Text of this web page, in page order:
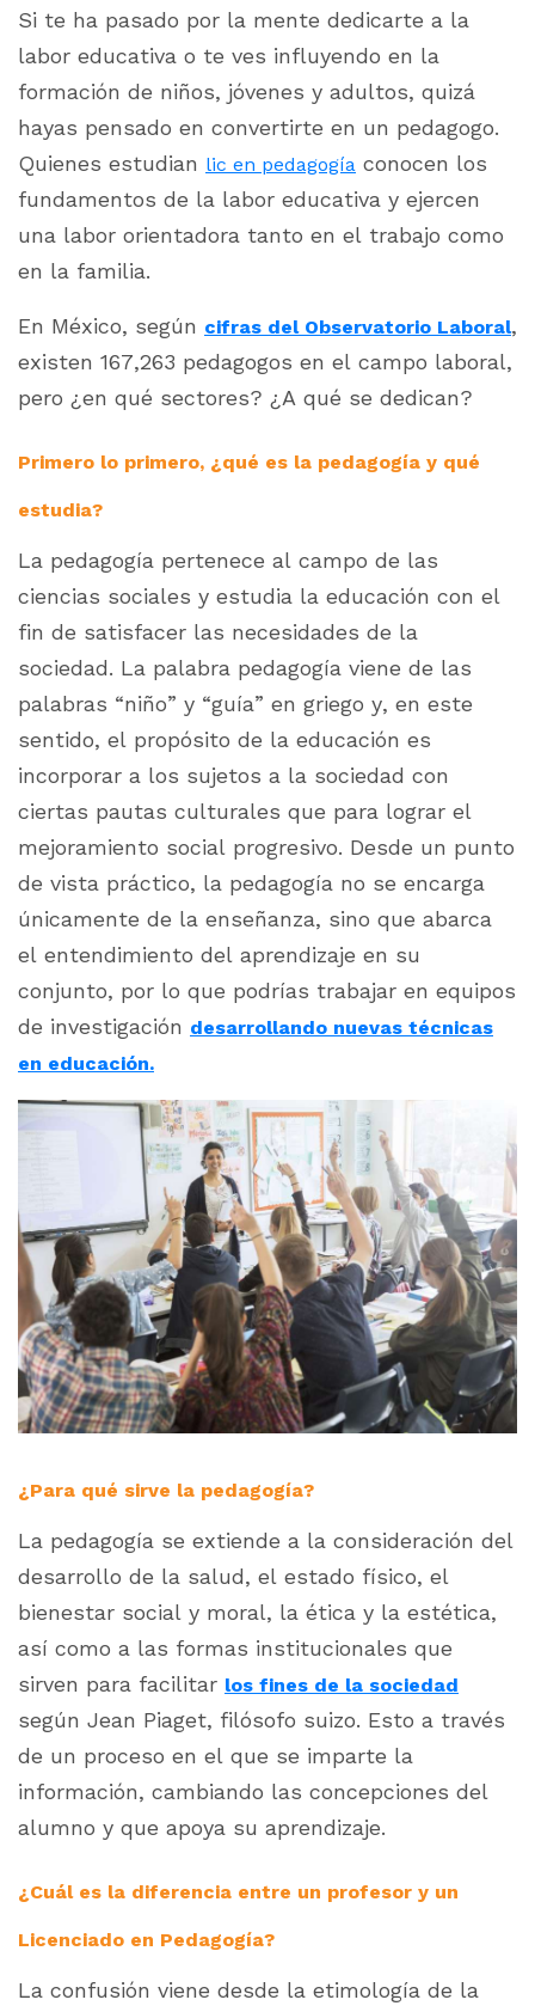
Si te ha pasado por la mente dedicarte a la
labor educativa o te ves influyendo en la
formación de niños, jóvenes y adultos, quizá
hayas pensado en convertirte en un pedagogo.
Quienes estudian lic en pedagogía conocen los
fundamentos de la labor educativa y ejercen
una labor orientadora tanto en el trabajo como
en la familia.
En México, según cifras del Observatorio Laboral,
existen 167,263 pedagogos en el campo laboral,
pero ¿en qué sectores? ¿A qué se dedican?
Primero lo primero, ¿qué es la pedagogía y qué
estudia?
La pedagogía pertenece al campo de las
ciencias sociales y estudia la educación con el
fin de satisfacer las necesidades de la
sociedad. La palabra pedagogía viene de las
palabras “niño” y “guía” en griego y, en este
sentido, el propósito de la educación es
incorporar a los sujetos a la sociedad con
ciertas pautas culturales que para lograr el
mejoramiento social progresivo. Desde un punto
de vista práctico, la pedagogía no se encarga
únicamente de la enseñanza, sino que abarca
el entendimiento del aprendizaje en su
conjunto, por lo que podrías trabajar en equipos
de investigación desarrollando nuevas técnicas
en educación.
¿Para qué sirve la pedagogía?
La pedagogía se extiende a la consideración del
desarrollo de la salud, el estado físico, el
bienestar social y moral, la ética y la estética,
así como a las formas institucionales que
sirven para facilitar los fines de la sociedad
según Jean Piaget, filósofo suizo. Esto a través
de un proceso en el que se imparte la
información, cambiando las concepciones del
alumno y que apoya su aprendizaje.
¿Cuál es la diferencia entre un profesor y un
Licenciado en Pedagogía?
La confusión viene desde la etimología de la